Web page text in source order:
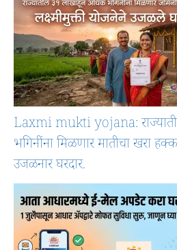
Laxmi mukti yojana:
भगिनींना मिळणार मातीचा खरा
उजळनार घरदार.